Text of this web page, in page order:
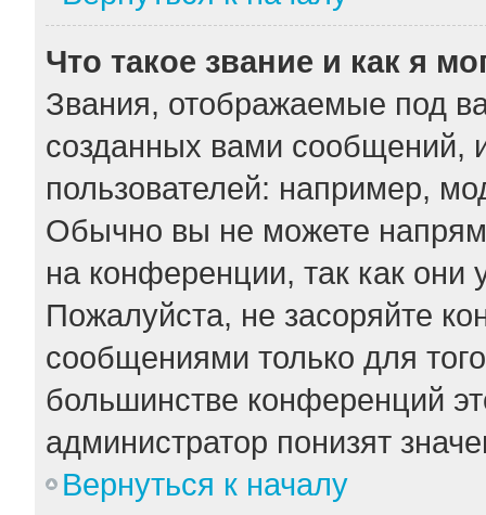
Что такое звание и как я
Звания, отображаемые под
созданных вами сообщений,
пользователей: например,
Обычно вы не можете
на конференции, так как
Пожалуйста, не засоряйте
сообщениями только для
большинстве конференций
администратор понизят
Вернуться к началу